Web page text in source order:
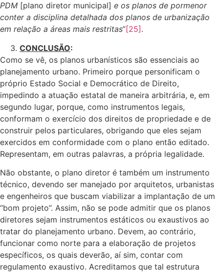
PDM [plano diretor municipal] e os planos de pormenor
conter a disciplina detalhada dos planos de urbanização
em relação a áreas mais restritas”[25] .
CONCLUSÃO:
Como se vê, os planos urbanísticos são essenciais ao
planejamento urbano. Primeiro porque personificam o
próprio Estado Social e Democrático de Direito,
impedindo a atuação estatal de maneira arbitrária, e, em
segundo lugar, porque, como instrumentos legais,
conformam o exercício dos direitos de propriedade e de
construir pelos particulares, obrigando que eles sejam
exercidos em conformidade com o plano então editado.
Representam, em outras palavras, a própria legalidade.
Não obstante, o plano diretor é também um instrumento
técnico, devendo ser manejado por arquitetos, urbanistas
e engenheiros que buscam viabilizar a implantação de um
“bom projeto”. Assim, não se pode admitir que os planos
diretores sejam instrumentos estáticos ou exaustivos ao
tratar do planejamento urbano. Devem, ao contrário,
funcionar como norte para a elaboração de projetos
específicos, os quais deverão, aí sim, contar com
regulamento exaustivo. Acreditamos que tal estrutura